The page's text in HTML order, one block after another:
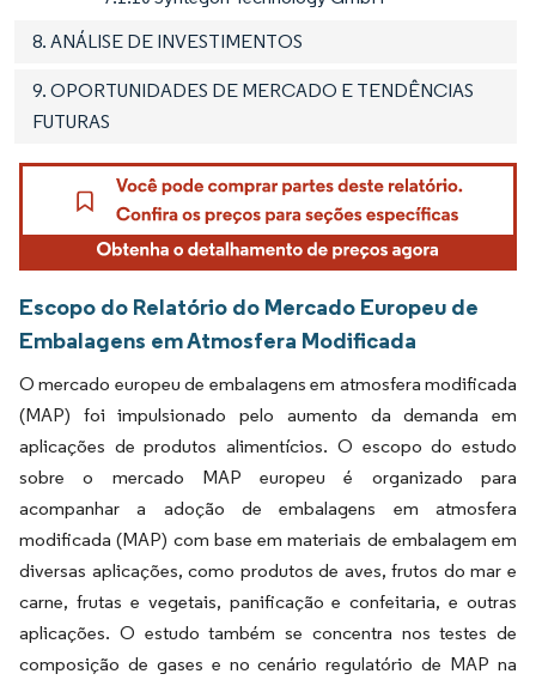
8. ANÁLISE DE INVESTIMENTOS
9. OPORTUNIDADES DE MERCADO E TENDÊNCIAS
FUTURAS
Escopo do Relatório do Mercado Europeu de
Embalagens em Atmosfera Modificada
O mercado europeu de embalagens em atmosfera modificada
(MAP) foi impulsionado pelo aumento da demanda em
aplicações de produtos alimentícios. O escopo do estudo
sobre o mercado MAP europeu é organizado para
acompanhar a adoção de embalagens em atmosfera
modificada (MAP) com base em materiais de embalagem em
diversas aplicações, como produtos de aves, frutos do mar e
carne, frutas e vegetais, panificação e confeitaria, e outras
aplicações. O estudo também se concentra nos testes de
composição de gases e no cenário regulatório de MAP na